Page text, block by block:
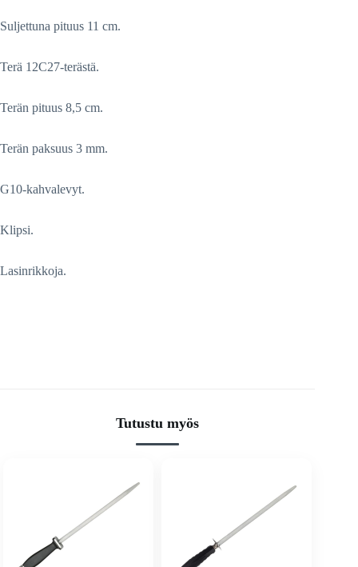
Suljettuna pituus 11 cm.
Terä 12C27-terästä.
Terän pituus 8,5 cm.
Terän paksuus 3 mm.
G10-kahvalevyt.
Klipsi.
Lasinrikkoja.
Tutustu myös